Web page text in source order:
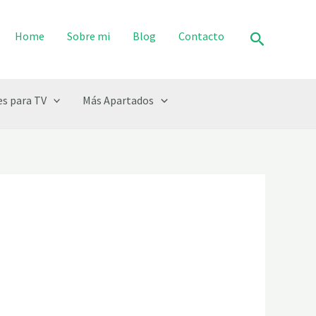
Home Sobre mi Blog Contacto Buscar
para TV Más Apartados